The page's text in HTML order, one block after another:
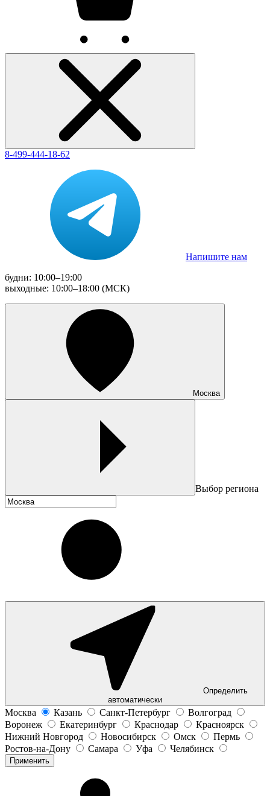
8-499-444-18-62
Напишите нам
будни: 10:00–19:00
выходные: 10:00–18:00 (МСК)
Москва
Выбор региона
Определить
автоматически
Москва Казань Санкт-Петербург
Волгоград
Воронеж
Екатеринбург Краснодар
Красноярск
Нижний Новгород
Новосибирск Омск
Пермь
Ростов-на-Дону
Самара Уфа Челябинск
Применить